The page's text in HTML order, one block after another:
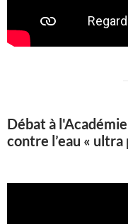
Débat à
contre l’eau « ultra